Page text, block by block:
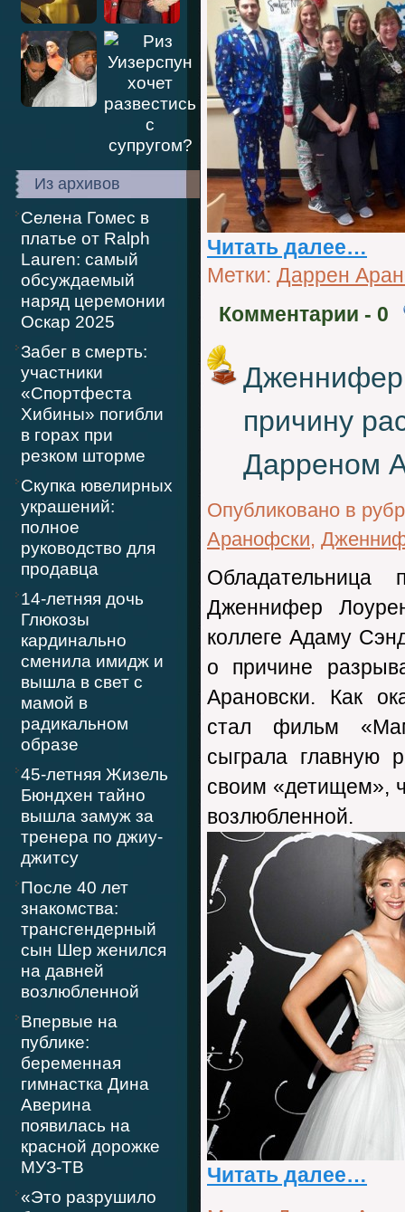
Из архивов
Селена Гомес в
платье от Ralph
Lauren: самый
обсуждаемый
наряд церемонии
Оскар 2025
Забег в смерть:
участники
«Спортфеста
Хибины» погибли
в горах при
резком шторме
Скупка ювелирных
украшений:
полное
руководство для
продавца
14-летняя дочь
Глюкозы
кардинально
сменила имидж и
вышла в свет с
мамой в
радикальном
образе
45-летняя Жизель
Бюндхен тайно
вышла замуж за
тренера по джиу-
джитсу
После 40 лет
знакомства:
трансгендерный
сын Шер женился
на давней
возлюбленной
Впервые на
публике:
беременная
гимнастка Дина
Аверина
появилась на
красной дорожке
МУЗ-ТВ
«Это разрушило
Читать далее…
Метки: Даррен
Комментарии - 0
Дженнифер
причину
Дарреном
Опубликовано в
Аранофски,
Обладательница
Дженнифер
коллеге Адаму
о причине
Арановски. Как
стал фильм
сыграла главную
своим «детищем»,
возлюбленной.
Читать далее…